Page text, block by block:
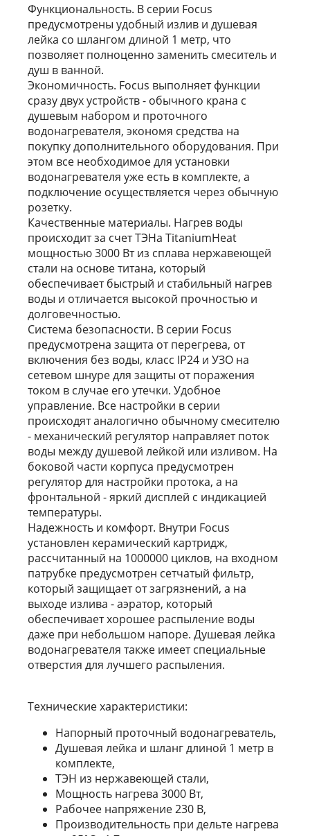
Функциональность. В серии Focus
предусмотрены удобный излив и душевая
лейка со шлангом длиной 1 метр, что
позволяет полноценно заменить смеситель и
душ в ванной.
Экономичность. Focus выполняет функции
сразу двух устройств - обычного крана с
душевым набором и проточного
водонагревателя, экономя средства на
покупку дополнительного оборудования. При
этом все необходимое для установки
водонагревателя уже есть в комплекте, а
подключение осуществляется через обычную
розетку.
Качественные материалы. Нагрев воды
происходит за счет ТЭНа TitaniumHeat
мощностью 3000 Вт из сплава нержавеющей
стали на основе титана, который
обеспечивает быстрый и стабильный нагрев
воды и отличается высокой прочностью и
долговечностью.
Система безопасности. В серии Focus
предусмотрена защита от перегрева, от
включения без воды, класс IP24 и УЗО на
сетевом шнуре для защиты от поражения
током в случае его утечки. Удобное
управление. Все настройки в серии
происходят аналогично обычному смесителю
- механический регулятор направляет поток
воды между душевой лейкой или изливом. На
боковой части корпуса предусмотрен
регулятор для настройки протока, а на
фронтальной - яркий дисплей с индикацией
температуры.
Надежность и комфорт. Внутри Focus
установлен керамический картридж,
рассчитанный на 1000000 циклов, на входном
патрубке предусмотрен сетчатый фильтр,
который защищает от загрязнений, а на
выходе излива - аэратор, который
обеспечивает хорошее распыление воды
даже при небольшом напоре. Душевая лейка
водонагревателя также имеет специальные
отверстия для лучшего распыления.
Технические характеристики:
Напорный проточный водонагреватель,
Душевая лейка и шланг длиной 1 метр в
комплекте,
ТЭН из нержавеющей стали,
Мощность нагрева 3000 Вт,
Рабочее напряжение 230 В,
Производительность при дельте нагрева